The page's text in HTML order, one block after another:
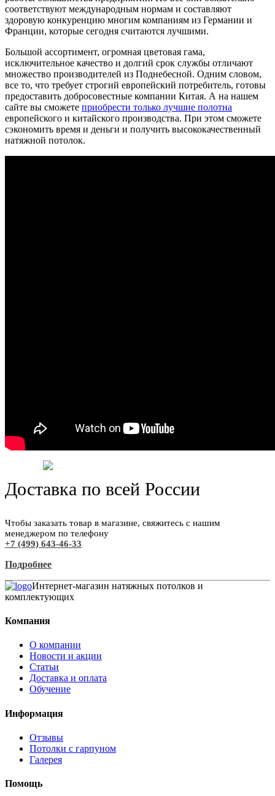
соответствуют международным нормам и составляют
здоровую конкуренцию многим компаниям из Германии и
Франции, которые сегодня считаются лучшими.
Большой ассортимент, огромная цветовая гама,
исключительное качество и долгий срок службы отличают
множество производителей из Поднебесной. Одним словом,
все то, что требует строгий европейский потребитель, готовы
предоставить добросовестные компании Китая. А на нашем
сайте вы сможете приобрести только лучшие полотна
европейского и китайского производства. При этом сможете
сэкономить время и деньги и получить высококачественный
натяжной потолок.
Доставка по всей России
Чтобы заказать товар в магазине, свяжитесь с нашим
менеджером по телефону
+7 (499) 643-46-33
Подробнее
Интернет-магазин натяжных потолков и
комплектующих
Компания
О компании
Новости и акции
Статьи
Доставка и оплата
Обучение
Информация
Отзывы
Потолки с гарпуном
Галерея
Помощь